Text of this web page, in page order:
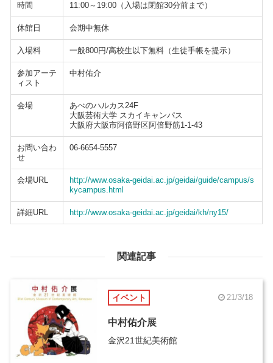
時間 11:00～19:00（入場は閉館30分前まで）
休館日 会期中無休
入場料 一般800円/高校生以下無料（生徒手帳を提示）
参加アーテ
ィスト
中村佑介
会場
あべのハルカス24F
大阪芸術大学 スカイキャンパス
大阪府大阪市阿倍野区阿倍野筋1-1-43
お問い合わ
せ
06-6654-5557
会場URL
http://www.osaka-geidai.ac.jp/geidai/guide/campus/s
kycampus.html
詳細URL http://www.osaka-geidai.ac.jp/geidai/kh/ny15/
関連記事
イベント 21/3/18
中村佑介展
金沢21世紀美術館